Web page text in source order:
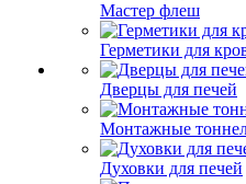
Мастер флеш
Герметики для
Дверцы для печей
Монтажные
Духовки для печей